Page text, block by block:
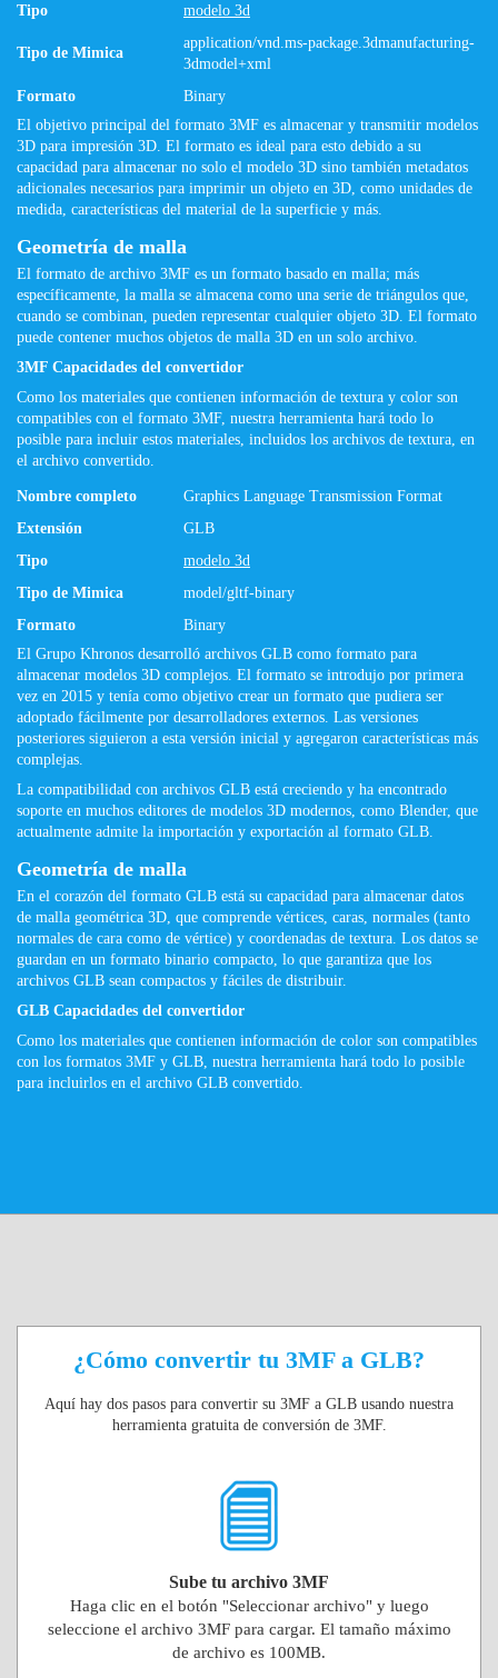
Tipo
modelo 3d
Tipo de Mimica
application/vnd.ms-package.3dmanufacturing-
3dmodel+xml
Formato
Binary
El objetivo principal del formato 3MF es almacenar y transmitir modelos
3D para impresión 3D. El formato es ideal para esto debido a su
capacidad para almacenar no solo el modelo 3D sino también metadatos
adicionales necesarios para imprimir un objeto en 3D, como unidades de
medida, características del material de la superficie y más.
Geometría de malla
El formato de archivo 3MF es un formato basado en malla; más
específicamente, la malla se almacena como una serie de triángulos que,
cuando se combinan, pueden representar cualquier objeto 3D. El formato
puede contener muchos objetos de malla 3D en un solo archivo.
3MF Capacidades del convertidor
Como los materiales que contienen información de textura y color son
compatibles con el formato 3MF, nuestra herramienta hará todo lo
posible para incluir estos materiales, incluidos los archivos de textura, en
el archivo convertido.
Nombre completo
Graphics Language Transmission Format
Extensión
GLB
Tipo
modelo 3d
Tipo de Mimica
model/gltf-binary
Formato
Binary
El Grupo Khronos desarrolló archivos GLB como formato para
almacenar modelos 3D complejos. El formato se introdujo por primera
vez en 2015 y tenía como objetivo crear un formato que pudiera ser
adoptado fácilmente por desarrolladores externos. Las versiones
posteriores siguieron a esta versión inicial y agregaron características más
complejas.
La compatibilidad con archivos GLB está creciendo y ha encontrado
soporte en muchos editores de modelos 3D modernos, como Blender, que
actualmente admite la importación y exportación al formato GLB.
Geometría de malla
En el corazón del formato GLB está su capacidad para almacenar datos
de malla geométrica 3D, que comprende vértices, caras, normales (tanto
normales de cara como de vértice) y coordenadas de textura. Los datos se
guardan en un formato binario compacto, lo que garantiza que los
archivos GLB sean compactos y fáciles de distribuir.
GLB Capacidades del convertidor
Como los materiales que contienen información de color son compatibles
con los formatos 3MF y GLB, nuestra herramienta hará todo lo posible
para incluirlos en el archivo GLB convertido.
¿Cómo convertir tu 3MF a GLB?
Aquí hay dos pasos para convertir su 3MF a GLB usando nuestra
herramienta gratuita de conversión de 3MF.
Sube tu archivo 3MF
Haga clic en el botón "Seleccionar archivo" y luego
seleccione el archivo 3MF para cargar. El tamaño máximo
de archivo es 100MB.